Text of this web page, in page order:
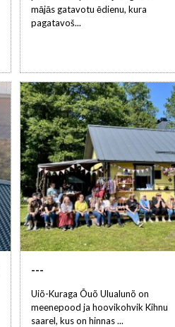
mājās gatavotu ēdienu, kura
pagatavoš...
---
Uiõ-Kuraga Õuõ Ulualunõ on
meenepood ja hoovikohvik Kihnu
saarel, kus on hinnas ...